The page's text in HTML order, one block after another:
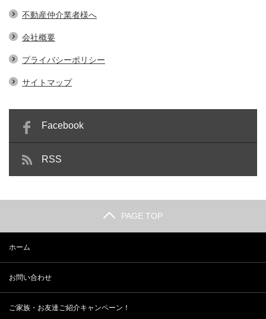
不動産仲介業者様へ
会社概要
プライバシーポリシー
サイトマップ
Facebook
RSS
PAGE TOP
ホーム
お問い合わせ
ご家族・お友達ご紹介キャンペーン！